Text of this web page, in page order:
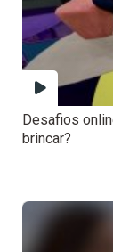
Desafios
brincar?